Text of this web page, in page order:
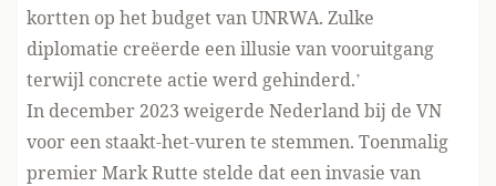
kortten op het budget van UNRWA. Zulke
diplomatie creëerde een illusie van vooruitgang
terwijl concrete actie werd gehinderd.’
In december 2023 weigerde Nederlandbij de VN
voor een staakt-het-vuren te stemmen. Toenmalig
premier Mark Rutte stelde dat een invasie van